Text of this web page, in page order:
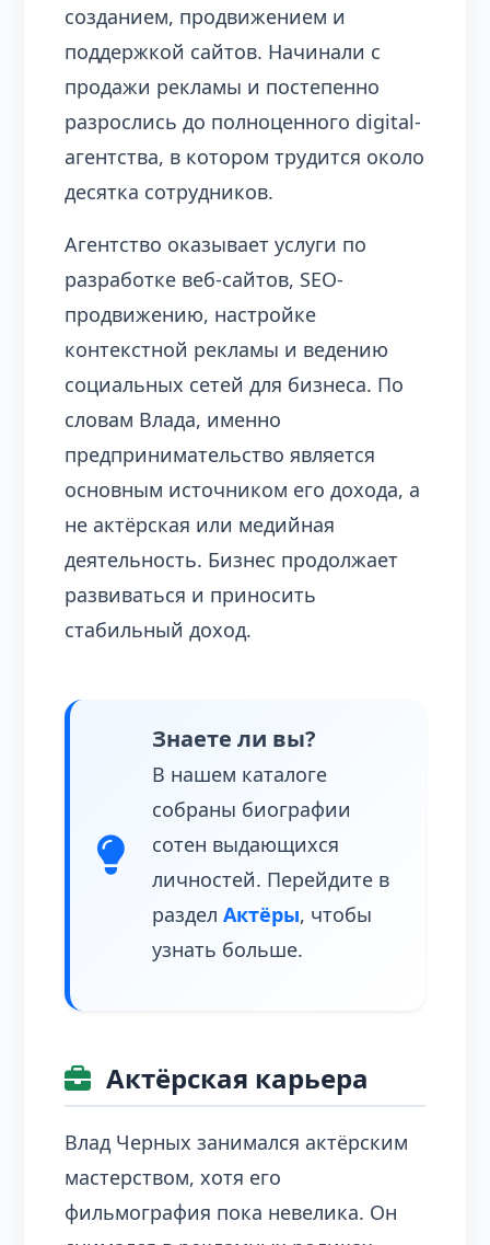
созданием, продвижением и
поддержкой сайтов. Начинали с
продажи рекламы и постепенно
разрослись до полноценного digital-
агентства, в котором трудится около
десятка сотрудников.
Агентство оказывает услуги по
разработке веб-сайтов, SEO-
продвижению, настройке
контекстной рекламы и ведению
социальных сетей для бизнеса. По
словам Влада, именно
предпринимательство является
основным источником его дохода, а
не актёрская или медийная
деятельность. Бизнес продолжает
развиваться и приносить
стабильный доход.
Знаете ли вы?
В нашем каталоге
собраны биографии
сотен выдающихся
личностей. Перейдите в
разделАктёры, чтобы
узнать больше.
Актёрская карьера
Влад Черных занимался актёрским
мастерством, хотя его
фильмография пока невелика. Он